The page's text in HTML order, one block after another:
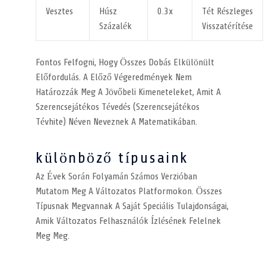
Vesztes
Húsz
Százalék
0.3x Tét Részleges
Visszatérítése
Fontos Felfogni, Hogy Összes Dobás Elkülönült
Előfordulás. A Előző Végeredmények Nem
Határozzák Meg A Jövőbeli Kimeneteleket, Amit A
Szerencsejátékos Tévedés (szerencsejátékos
Tévhite) Néven Neveznek A Matematikában.
különböző típusaink
Az Évek Során Folyamán Számos Verzióban
Mutatom Meg A Változatos Platformokon. Összes
Típusnak Megvannak A Saját Speciális Tulajdonságai,
Amik Változatos Felhasználók Ízlésének Felelnek
Meg Meg.